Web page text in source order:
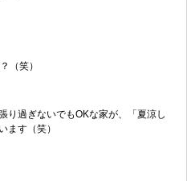
（笑）
り過ぎないでもOKな家が、「夏涼し
ます（笑）